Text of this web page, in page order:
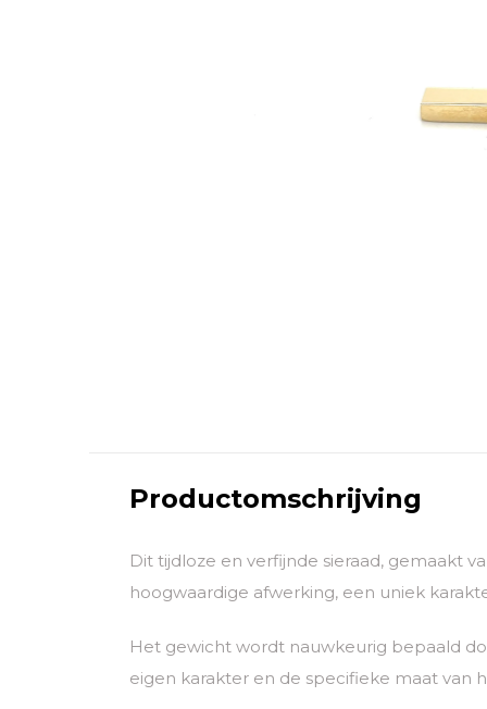
Productomschrijving
Dit tijdloze en verfijnde sieraad, gemaakt
hoogwaardige afwerking, een uniek
Het gewicht wordt nauwkeurig bepaald
eigen karakter en de specifieke maat van